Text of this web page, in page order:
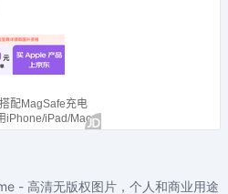
- 高清无版权图片，个人和商业用途